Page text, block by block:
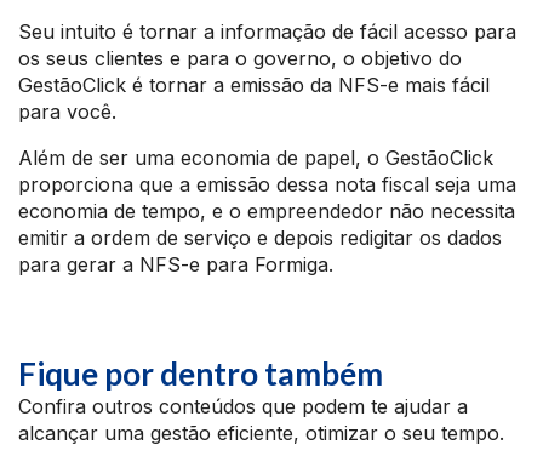
Seu intuito é tornar a informação de fácil acesso para
os seus clientes e para o governo, o objetivo do
GestãoClick é tornar a emissão da NFS-e mais fácil
para você.
Além de ser uma economia de papel, o GestãoClick
proporciona que a emissão dessa nota fiscal seja uma
economia de tempo, e o empreendedor não necessita
emitir a ordem de serviço e depois redigitar os dados
para gerar a NFS-e para Formiga.
Fique por dentro também
Confira outros conteúdos que podem te ajudar a
alcançar uma gestão eficiente, otimizar o seu tempo.